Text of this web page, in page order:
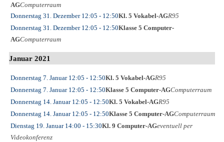
AGComputerraum
Donnerstag 31. Dezember12:05 - 12:50Kl. 5 Vokabel-AGR95
Donnerstag 31. Dezember12:05 - 12:50Klasse 5 Computer-
AGComputerraum
Januar 2021
Donnerstag 7. Januar12:05 - 12:50Kl. 5 Vokabel-AGR95
Donnerstag 7. Januar12:05 - 12:50Klasse 5 Computer-AGComputerraum
Donnerstag 14. Januar12:05 - 12:50Kl. 5 Vokabel-AGR95
Donnerstag 14. Januar12:05 - 12:50Klasse 5 Computer-AGComputerraum
Dienstag 19. Januar14:00 - 15:30Kl. 9 Computer-AGeventuell per
Videokonferenz